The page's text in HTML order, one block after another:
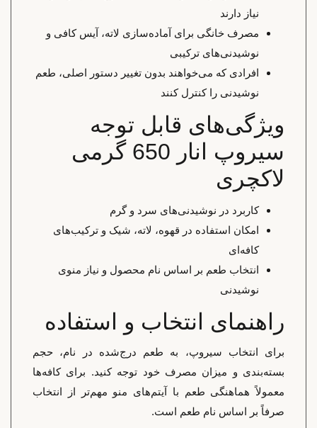
نیاز دارند
مصرف خانگی برای آماده‌سازی لاته، آیس کافی و
نوشیدنی‌های ترکیبی
افرادی که می‌خواهند بدون تغییر دستور اصلی، طعم
نوشیدنی را کنترل کنند
ویژگی‌های قابل توجه
سیروپ انار 650 گرمی
لاکچری
کاربرد در نوشیدنی‌های سرد و گرم
امکان استفاده در قهوه، لاته، شیک و ترکیب‌های
کافه‌ای
انتخاب طعم بر اساس نام محصول و نیاز منوی
نوشیدنی
راهنمای انتخاب و استفاده
برای انتخاب سیروپ، به طعم درج‌شده در نام، حجم
بسته‌بندی و میزان مصرف خود توجه کنید. برای کافه‌ها
معمولاً هماهنگی طعم با آیتم‌های منو مهم‌تر از انتخاب
صرفاً بر اساس نام طعم است.